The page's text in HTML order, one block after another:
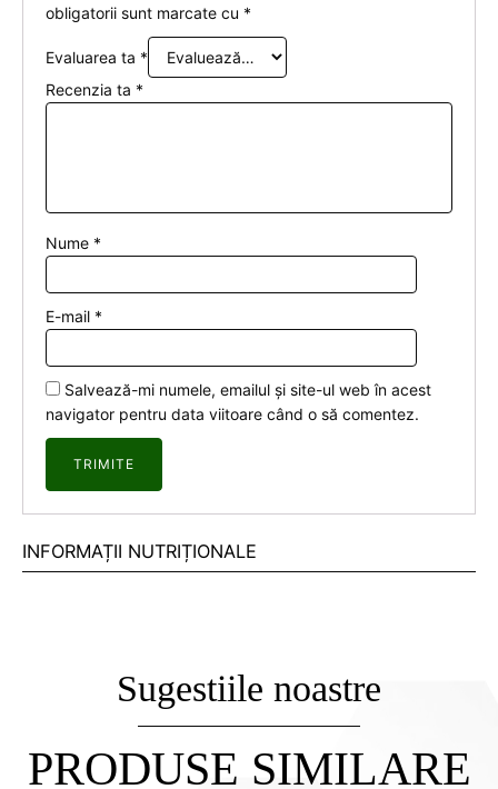
obligatorii sunt marcate cu *
Evaluarea ta *
Recenzia ta *
Nume *
E-mail *
Salvează-mi numele, emailul și site-ul web în acest
navigator pentru data viitoare când o să comentez.
INFORMAȚII NUTRIȚIONALE
Sugestiile noastre
PRODUSE SIMILARE